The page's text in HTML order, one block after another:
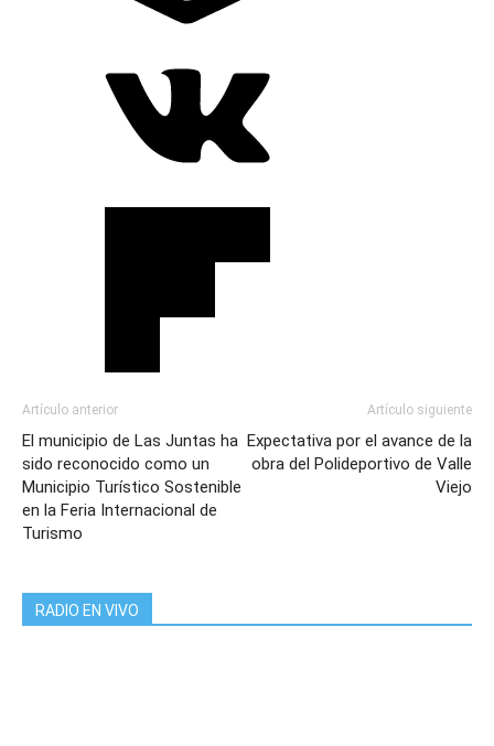
Artículo anterior
El municipio de Las Juntas ha
sido reconocido como un
Municipio Turístico Sostenible
en la Feria Internacional de
Turismo
Artículo siguiente
Expectativa por el avance de la
obra del Polideportivo de Valle
Viejo
RADIO EN VIVO